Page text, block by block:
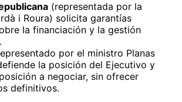
(representada por la
i Roura) solicita garantías
la financiación y la gestión
por el ministro Planas
la posición del Ejecutivo y
a negociar, sin ofrecer
definitivos.